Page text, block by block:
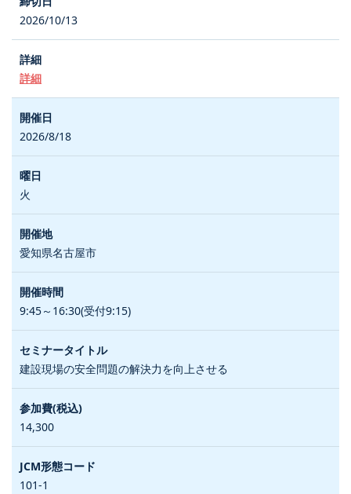
2026/10/13
詳細
2026/8/18
火
愛知県名古屋市
9:45～16:30(受付9:15)
建設現場の安全問題の解決力を向上させる
14,300
101-1